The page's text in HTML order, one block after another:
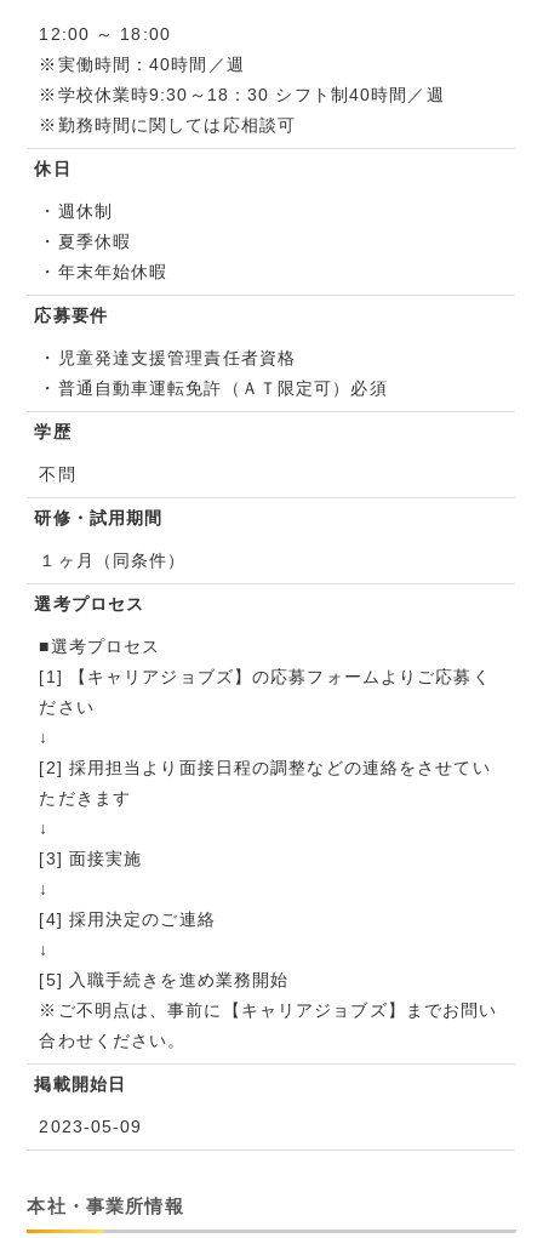
12:00 ～ 18:00
※実働時間：40時間／週
※学校休業時9:30～18：30 シフト制40時間／週
※勤務時間に関しては応相談可
休日
・週休制
・夏季休暇
・年末年始休暇
応募要件
・児童発達支援管理責任者資格
・普通自動車運転免許（ＡＴ限定可）必須
学歴
不問
研修・試用期間
１ヶ月（同条件）
選考プロセス
■選考プロセス
[1] 【キャリアジョブズ】の応募フォームよりご応募く
ださい
↓
[2] 採用担当より面接日程の調整などの連絡をさせてい
ただきます
↓
[3] 面接実施
↓
[4] 採用決定のご連絡
↓
[5] 入職手続きを進め業務開始
※ご不明点は、事前に【キャリアジョブズ】までお問い
合わせください。
掲載開始日
2023-05-09
本社・事業所情報